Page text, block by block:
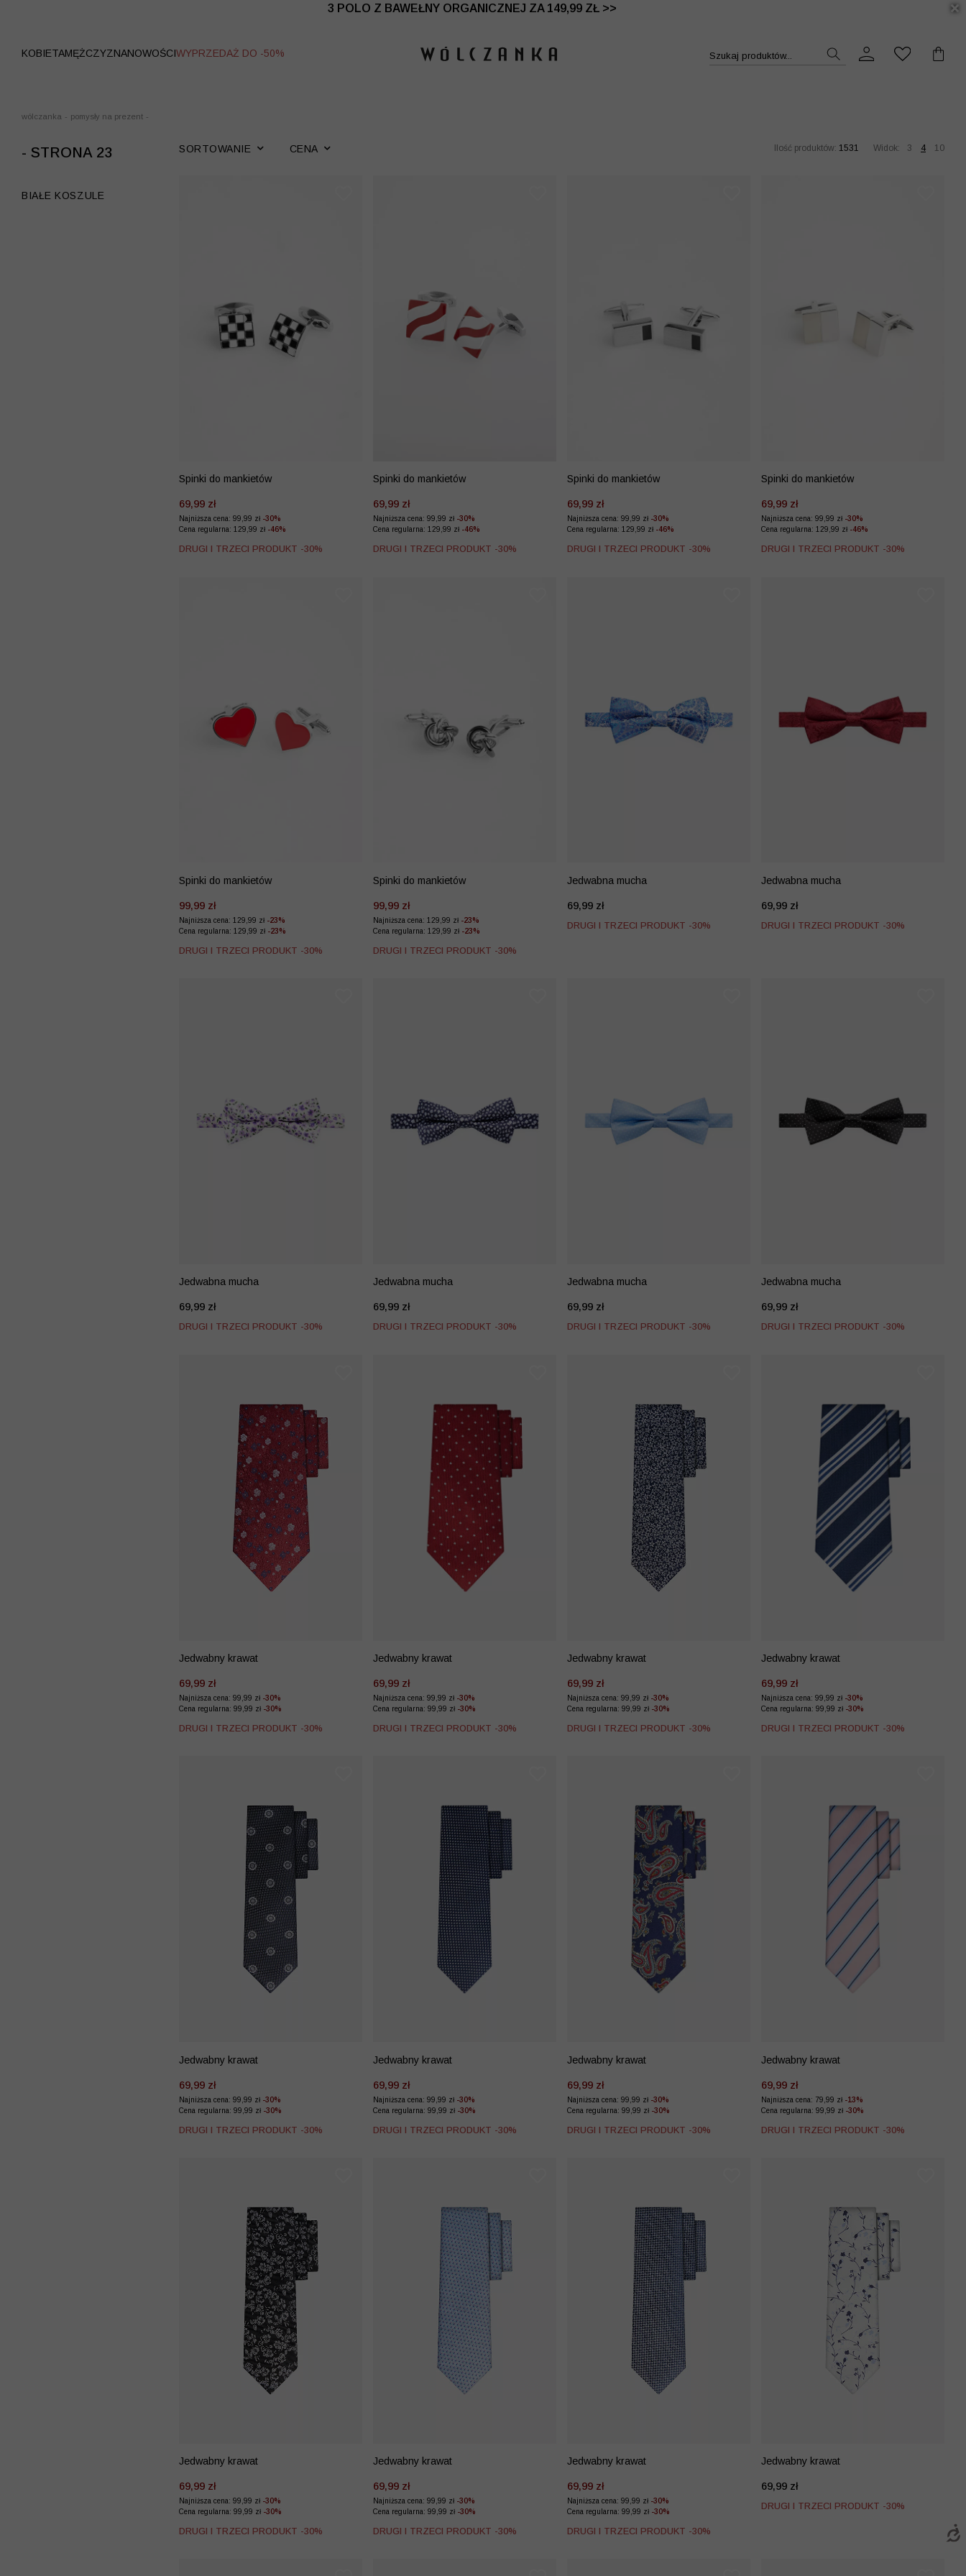
3 POLO Z BAWEŁNY ORGANICZNEJ ZA 149,99 ZŁ >>
WYPRZEDAŻ DO -50% | DODATKOWE -30% NA DRUGI I TRZECI PRODUKT >>
KOBIETAMĘŻCZYZNANOWOŚCIWYPRZEDAŻ DO -50% Szukaj produktów...
wólczanka - pomysły na prezent -
- STRONA 23
BIAŁE KOSZULE
SORTOWANIE CENA Ilość produktów: 1531 Widok: 3 4 10
Spinki do mankietów
69,99 zł
Najniższa cena: 99,99 zł -30%
Cena regularna: 129,99 zł -46%
DRUGI I TRZECI PRODUKT -30%
Spinki do mankietów
69,99 zł
Najniższa cena: 99,99 zł -30%
Cena regularna: 129,99 zł -46%
DRUGI I TRZECI PRODUKT -30%
Spinki do mankietów
69,99 zł
Najniższa cena: 99,99 zł -30%
Cena regularna: 129,99 zł -46%
DRUGI I TRZECI PRODUKT -30%
Spinki do mankietów
69,99 zł
Najniższa cena: 99,99 zł -30%
Cena regularna: 129,99 zł -46%
DRUGI I TRZECI PRODUKT -30%
Spinki do mankietów
99,99 zł
Najniższa cena: 129,99 zł -23%
Cena regularna: 129,99 zł -23%
DRUGI I TRZECI PRODUKT -30%
Spinki do mankietów
99,99 zł
Najniższa cena: 129,99 zł -23%
Cena regularna: 129,99 zł -23%
DRUGI I TRZECI PRODUKT -30%
Jedwabna mucha
69,99 zł
DRUGI I TRZECI PRODUKT -30%
Jedwabna mucha
69,99 zł
DRUGI I TRZECI PRODUKT -30%
Jedwabna mucha
69,99 zł
DRUGI I TRZECI PRODUKT -30%
Jedwabna mucha
69,99 zł
DRUGI I TRZECI PRODUKT -30%
Jedwabna mucha
69,99 zł
DRUGI I TRZECI PRODUKT -30%
Jedwabna mucha
69,99 zł
DRUGI I TRZECI PRODUKT -30%
Jedwabny krawat
69,99 zł
Najniższa cena: 99,99 zł -30%
Cena regularna: 99,99 zł -30%
DRUGI I TRZECI PRODUKT -30%
Jedwabny krawat
69,99 zł
Najniższa cena: 99,99 zł -30%
Cena regularna: 99,99 zł -30%
DRUGI I TRZECI PRODUKT -30%
Jedwabny krawat
69,99 zł
Najniższa cena: 99,99 zł -30%
Cena regularna: 99,99 zł -30%
DRUGI I TRZECI PRODUKT -30%
Jedwabny krawat
69,99 zł
Najniższa cena: 99,99 zł -30%
Cena regularna: 99,99 zł -30%
DRUGI I TRZECI PRODUKT -30%
Jedwabny krawat
69,99 zł
Najniższa cena: 99,99 zł -30%
Cena regularna: 99,99 zł -30%
DRUGI I TRZECI PRODUKT -30%
Jedwabny krawat
69,99 zł
Najniższa cena: 99,99 zł -30%
Cena regularna: 99,99 zł -30%
DRUGI I TRZECI PRODUKT -30%
Jedwabny krawat
69,99 zł
Najniższa cena: 99,99 zł -30%
Cena regularna: 99,99 zł -30%
DRUGI I TRZECI PRODUKT -30%
Jedwabny krawat
69,99 zł
Najniższa cena: 79,99 zł -13%
Cena regularna: 99,99 zł -30%
DRUGI I TRZECI PRODUKT -30%
Jedwabny krawat
69,99 zł
Najniższa cena: 99,99 zł -30%
Cena regularna: 99,99 zł -30%
DRUGI I TRZECI PRODUKT -30%
Jedwabny krawat
69,99 zł
Najniższa cena: 99,99 zł -30%
Cena regularna: 99,99 zł -30%
DRUGI I TRZECI PRODUKT -30%
Jedwabny krawat
69,99 zł
Najniższa cena: 99,99 zł -30%
Cena regularna: 99,99 zł -30%
DRUGI I TRZECI PRODUKT -30%
Jedwabny krawat
69,99 zł
DRUGI I TRZECI PRODUKT -30%